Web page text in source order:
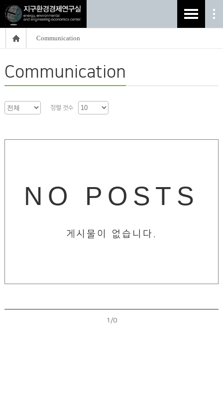
Communication
Communication
정렬 갯수
NO POSTS
게시물이 없습니다.
1/0